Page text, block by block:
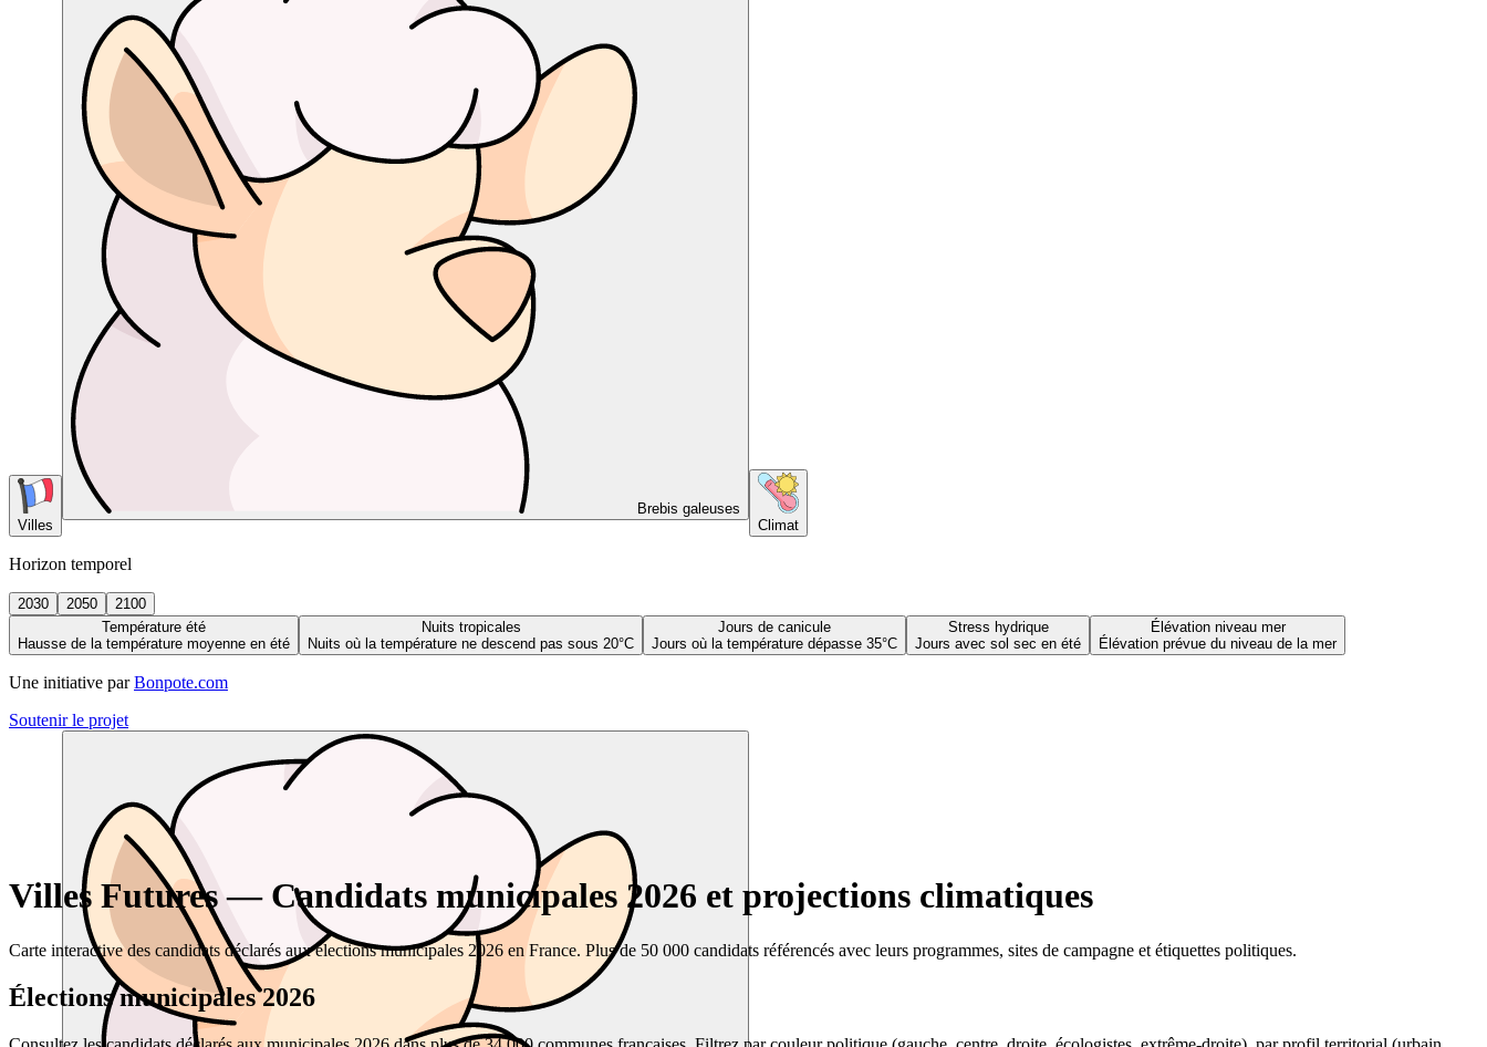
Villes
Brebis galeuses
Climat
Horizon temporel
2030 2050
2100
Température été
Hausse de la température moyenne en été
Nuits tropicales
Nuits où la température ne descend pas sous 20°C
Jours de canicule
Jours où la température dépasse 35°C
Stress hydrique
Jours avec sol sec en été
Élévation niveau mer
Élévation prévue du niveau de la mer
Une initiative par Bonpote.com
Soutenir le projet
Villes Futures — Candidats municipales 2026 et projections climatiques
Carte interactive des candidats déclarés aux élections municipales 2026 en France. Plus de 50 000 candidats référencés avec leurs programmes, sites de campagne et étiquettes politiques.
Élections municipales 2026